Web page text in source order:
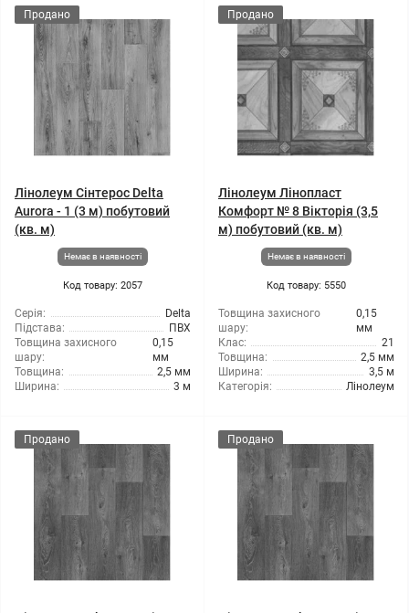
Продано
Лінолеум Сінтерос Delta
Aurora - 1 (3 м) побутовий
(кв. м)
Немає в наявності
Код товару: 2057
Серія:
Delta
Підстава:
ПВХ
Товщина захисного
шару:
0,15
мм
Товщина:
2,5 мм
Ширина:
3 м
Продано
Лінолеум Лінопласт
Комфорт № 8 Вікторія (3,5
м) побутовий (кв. м)
Немає в наявності
Код товару: 5550
Товщина захисного
шару:
0,15
мм
Клас:
21
Товщина:
2,5 мм
Ширина:
3,5 м
Категорія:
Лінолеум
Продано Продано